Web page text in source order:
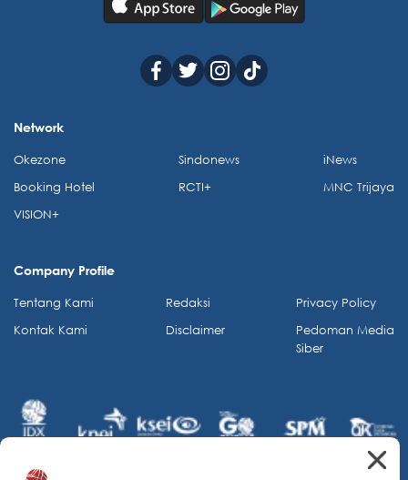
Network
Okezone
Booking Hotel
VISION+
Sindonews
RCTI+
iNews
MNC Trijaya
Company Profile
Tentang Kami
Kontak Kami
Redaksi
Disclaimer
Privacy Policy
Pedoman Media
Siber